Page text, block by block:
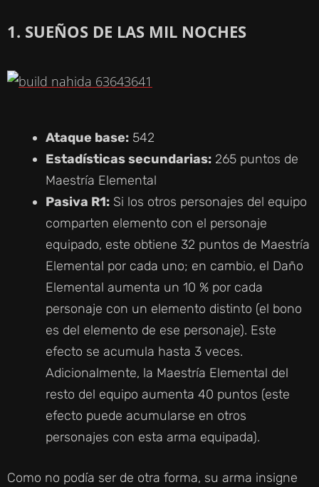
1. SUEÑOS DE LAS MIL NOCHES
Ataque base: 542
Estadísticas secundarias: 265 puntos de
Maestría Elemental
Pasiva R1: Si los otros personajes del equipo
comparten elemento con el personaje
equipado, este obtiene 32 puntos de Maestría
Elemental por cada uno; en cambio, el Daño
Elemental aumenta un 10 % por cada
personaje con un elemento distinto (el bono
es del elemento de ese personaje). Este
efecto se acumula hasta 3 veces.
Adicionalmente, la Maestría Elemental del
resto del equipo aumenta 40 puntos (este
efecto puede acumularse en otros
personajes con esta arma equipada).
Como no podía ser de otra forma, su arma insigne